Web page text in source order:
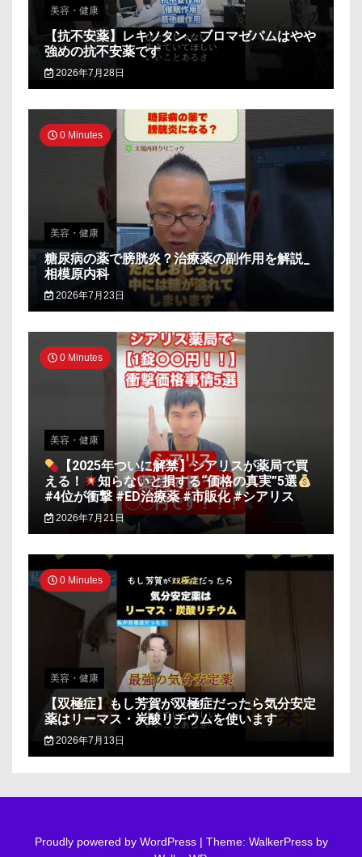
美容・健康
【抗不安薬】レキソタン、ブロマゼパムはやや
強めの抗不安薬です
2026年7月28日
0 Minutes
美容・健康
糖尿病の薬で膀胱炎？治療薬の副作用を解説_
相模原内科
2026年7月23日
0 Minutes
美容・健康
【2025年ついに解禁】シアリスが薬局で買
える！
知らないと損する“価格の真実”5選
#4位が衝撃 #ED治療薬 #市販化 #シアリス
2026年7月21日
0 Minutes
美容・健康
【双極症】もし芳賀が双極症だったら気分安定
薬はリーマス・炭酸リチウムを使います
2026年7月13日
Proudly powered by WordPress | Theme: WalkerPress by